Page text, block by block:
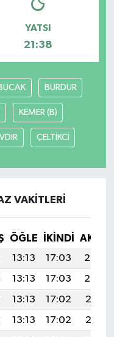
YATSI
21:38
BURDUR
KEMER (B)
ÇELTİKCİ
VAKITLERI
ÖĞLE İKINDI
13:13 17:03
20:23
13:13 17:03
20:22
13:13 17:02
20:21
13:13 17:02
20:21